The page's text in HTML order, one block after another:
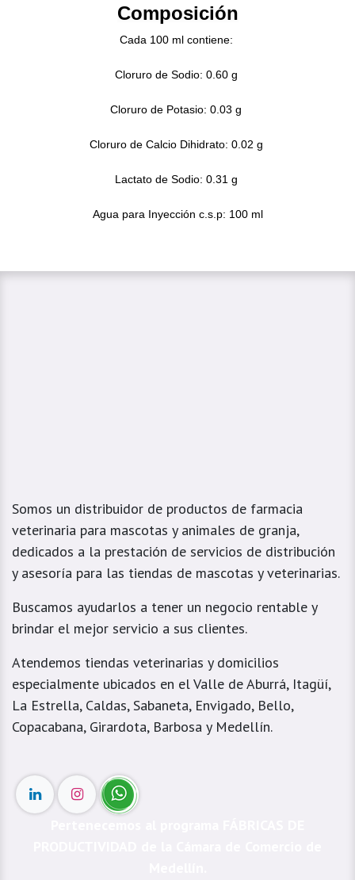
Composición
Cada 100 ml contiene:
Cloruro de Sodio: 0.60 g
Cloruro de Potasio: 0.03 g
Cloruro de Calcio Dihidrato: 0.02 g
Lactato de Sodio: 0.31 g
Agua para Inyección c.s.p: 100 ml
Somos un distribuidor de productos de farmacia
veterinaria para mascotas y animales de granja,
dedicados a la prestación de servicios de distribución
y asesoría para las tiendas de mascotas y veterinarias.
Buscamos ayudarlos a tener un negocio rentable y
brindar el mejor servicio a sus clientes.
Atendemos tiendas veterinarias y domicilios
especialmente ubicados en el Valle de Aburrá, Itagüí,
La Estrella, Caldas, Sabaneta, Envigado, Bello,
Copacabana, Girardota, Barbosa y Medellín.